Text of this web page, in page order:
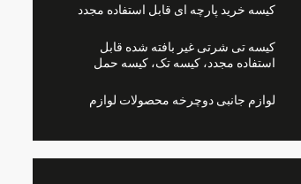
کیسه خرید پارچه ای قابل استفاده مجدد
کیسه تی شرتی غیر بافته شده قابل
استفاده مجدد، کیسه تک، کیسه حمل
لوازم جانبی دوچرخه محصولات لوازم